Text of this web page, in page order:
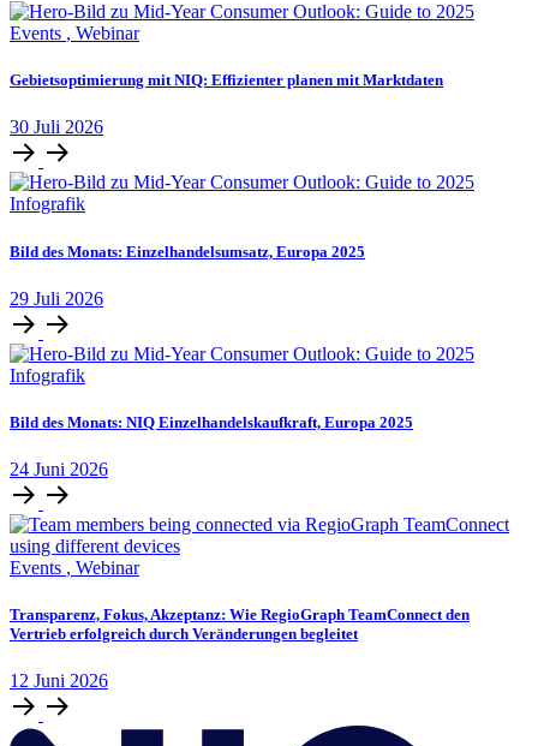
Events , Webinar
Gebietsoptimierung mit NIQ: Effizienter planen mit Marktdaten
30 Juli 2026
Infografik
Bild des Monats: Einzelhandelsumsatz, Europa 2025
29 Juli 2026
Infografik
Bild des Monats: NIQ Einzelhandelskaufkraft, Europa 2025
24 Juni 2026
Events , Webinar
Transparenz, Fokus, Akzeptanz: Wie RegioGraph TeamConnect den
Vertrieb erfolgreich durch Veränderungen begleitet
12 Juni 2026